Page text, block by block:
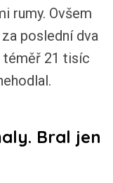
rumy. Ovšem
poslední dva
téměř 21 tisíc
Bral jen